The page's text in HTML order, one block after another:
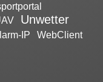
Unwetter
IP WebClient